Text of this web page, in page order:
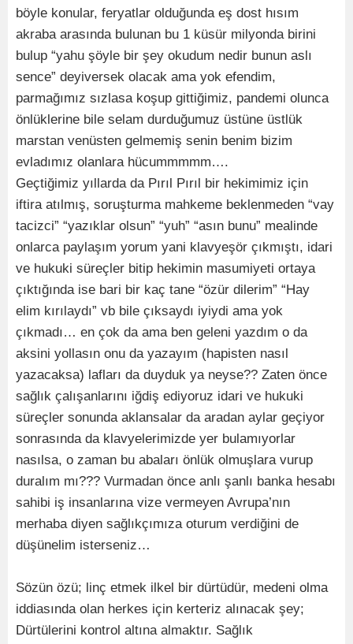
böyle konular, feryatlar olduğunda eş dost hısım
akraba arasında bulunan bu 1 küsür milyonda birini
bulup “yahu şöyle bir şey okudum nedir bunun aslı
sence” deyiversek olacak ama yok efendim,
parmağımız sızlasa koşup gittiğimiz, pandemi olunca
önlüklerine bile selam durduğumuz üstüne üstlük
marstan venüsten gelmemiş senin benim bizim
evladımız olanlara hücummmmm….
Geçtiğimiz yıllarda da Pırıl Pırıl bir hekimimiz için
iftira atılmış, soruşturma mahkeme beklenmeden “vay
tacizci” “yazıklar olsun” “yuh” “asın bunu” mealinde
onlarca paylaşım yorum yani klavyeşör çıkmıştı, idari
ve hukuki süreçler bitip hekimin masumiyeti ortaya
çıktığında ise bari bir kaç tane “özür dilerim” “Hay
elim kırılaydı” vb bile çıksaydı iyiydi ama yok
çıkmadı… en çok da ama ben geleni yazdım o da
aksini yollasın onu da yazayım (hapisten nasıl
yazacaksa) lafları da duyduk ya neyse?? Zaten önce
sağlık çalışanlarını iğdiş ediyoruz idari ve hukuki
süreçler sonunda aklansalar da aradan aylar geçiyor
sonrasında da klavyelerimizde yer bulamıyorlar
nasılsa, o zaman bu abaları önlük olmuşlara vurup
duralım mı??? Vurmadan önce anlı şanlı banka hesabı
sahibi iş insanlarına vize vermeyen Avrupa’nın
merhaba diyen sağlıkçımıza oturum verdiğini de
düşünelim isterseniz…
Sözün özü; linç etmek ilkel bir dürtüdür, medeni olma
iddiasında olan herkes için kerteriz alınacak şey;
Dürtülerini kontrol altına almaktır. Sağlık